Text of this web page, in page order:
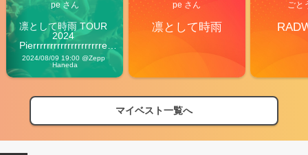
pe さん
凛として時雨 TOUR
2024
Pierrrrrrrrrrrrrrrrrrrre
Vibes
2024/08/09 19:00 @Zepp
Haneda
pe さん
凛として時雨
ごと
マイベスト一覧へ
【フェス特集2026】フェス情報はここから！
【ライブ動員ランキング】2026年上半期編発表！